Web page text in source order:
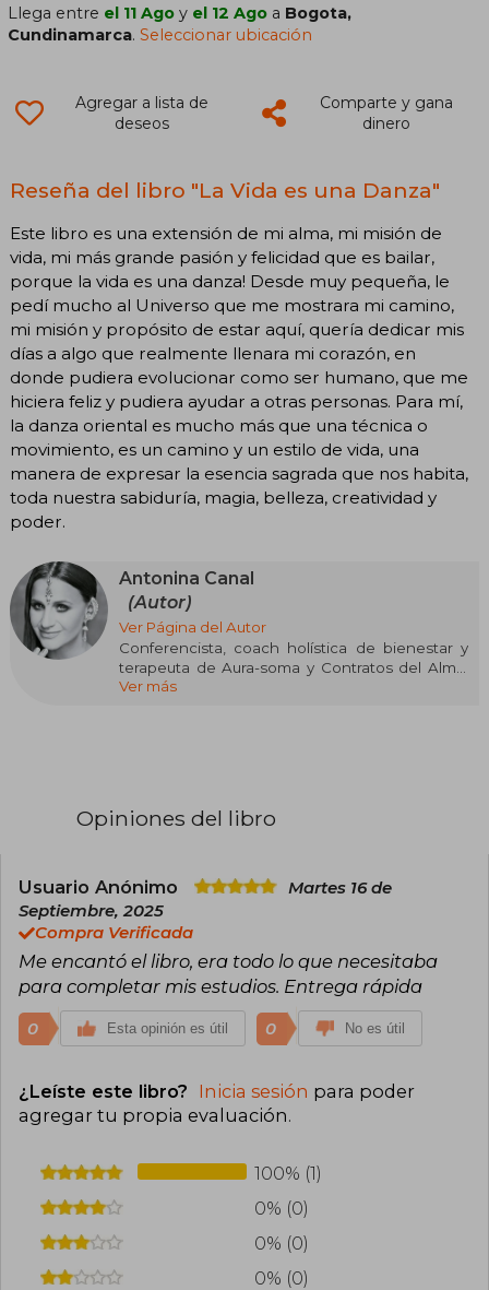
Llega entre el 11 Ago y el 12 Ago a Bogota,
Cundinamarca.Seleccionar ubicación
Agregar a lista de
deseos
Comparte y gana
dinero
Reseña del libro "La Vida es una Danza"
Este libro es una extensión de mi alma, mi misión de
vida, mi más grande pasión y felicidad que es bailar,
porque la vida es una danza! Desde muy pequeña, le
pedí mucho al Universo que me mostrara mi camino,
mi misión y propósito de estar aquí, quería dedicar mis
días a algo que realmente llenara mi corazón, en
donde pudiera evolucionar como ser humano, que me
hiciera feliz y pudiera ayudar a otras personas. Para mí,
la danza oriental es mucho más que una técnica o
movimiento, es un camino y un estilo de vida, una
manera de expresar la esencia sagrada que nos habita,
toda nuestra sabiduría, magia, belleza, creatividad y
poder.
Antonina Canal
(Autor)
Ver Página del Autor
Conferencista, coach holística de bienestar y
terapeuta de Aura-soma y Contratos del Alma.
Es pionera de la danza oriental en Colombia y ha
por la cual han pasado más de nueve mil
conferencista de la Marca País Colombia en
Expo Dubái 2022. Es emprendedora, empresaria,
mamá y autora de El despertar de la Diosa, Sí
puedo y es fácil y El tarot de las hadas.
Instagram: @antonina_canal_
www.antoninacanal.com
Ver más
Opiniones del libro
Usuario Anónimo
Martes 16 de
Septiembre, 2025
Compra Verificada
Me encantó el libro, era todo lo que necesitaba
para completar mis estudios. Entrega rápida
0 Esta opinión es útil 0 No es útil
¿Leíste este libro? Inicia sesión para poder
agregar tu propia evaluación.
100% (1)
0% (0)
0% (0)
0% (0)